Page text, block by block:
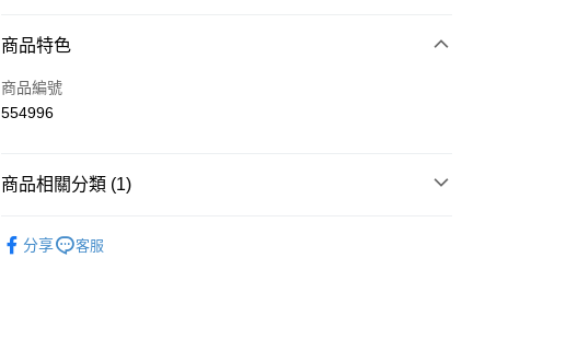
付款方式
信用卡
商品特色
商品編號
554996
商品相關分類 (1)
分享
客服